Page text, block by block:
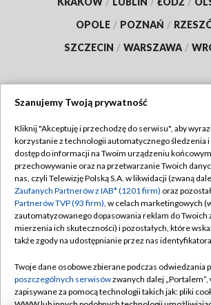
OPOLE / POZNAŃ /
SZCZECIN / WARSZAWA /
TVP
Abonament TVP
Emisja w TVP
Centrum informacji TVP
Naziemna Telewizja Cyfrowa
Rada Programowa
System NOS
Regulamin TVP
Polityka prywatności
Moje zgody
Pomoc
Kontakt
Szanujemy Twoją prywatność
Kliknij "Akceptuję i przechodzę do serwisu", aby
korzystanie z technologii automatycznego śledzenia i
dostęp do informacji na Twoim urządzeniu
przechowywanie oraz na przetwarzanie Twoich
nas, czyli Telewizję Polską S.A. w likwidacji (zwaną
Zaufanych Partnerów z IAB* (1201 firm) oraz
Partnerów TVP (93 firm), w celach marketingowych
zautomatyzowanego dopasowania reklam do Twoich
mierzenia ich skuteczności) i pozostałych, które
także zgody na udostępnianie przez nas
Twoje dane osobowe zbierane podczas odwiedzania
poszczególnych serwisówzwanych dalej
zapisywane za pomocą technologii takich jak: pliki